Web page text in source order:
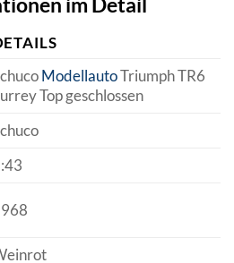
ModellautoTriumph TR6
Top geschlossen